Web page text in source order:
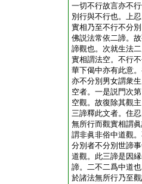
一切不行故言亦不
別行與不行也。上
實相乃至不行不分
佛説法常依二諦。
諦觀也。次就生法
實相謂法空。不行
華下偈中亦有此意
亦不分別男女謂衆
空者。一是説門次
空觀。故復除其觀
三諦釋此文者。住
無所行而觀實相謂
謂非眞非俗中道觀
分別者不分別世諦
道觀。此三諦是因
諦。二不二爲中道
於諸法無所行乃至